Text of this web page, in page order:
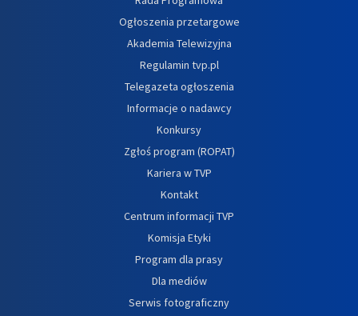
Ogłoszenia przetargowe
Akademia Telewizyjna
Regulamin tvp.pl
Telegazeta ogłoszenia
Informacje o nadawcy
Konkursy
Zgłoś program (ROPAT)
Kariera w TVP
Kontakt
Centrum informacji TVP
Komisja Etyki
Program dla prasy
Dla mediów
Serwis fotograficzny